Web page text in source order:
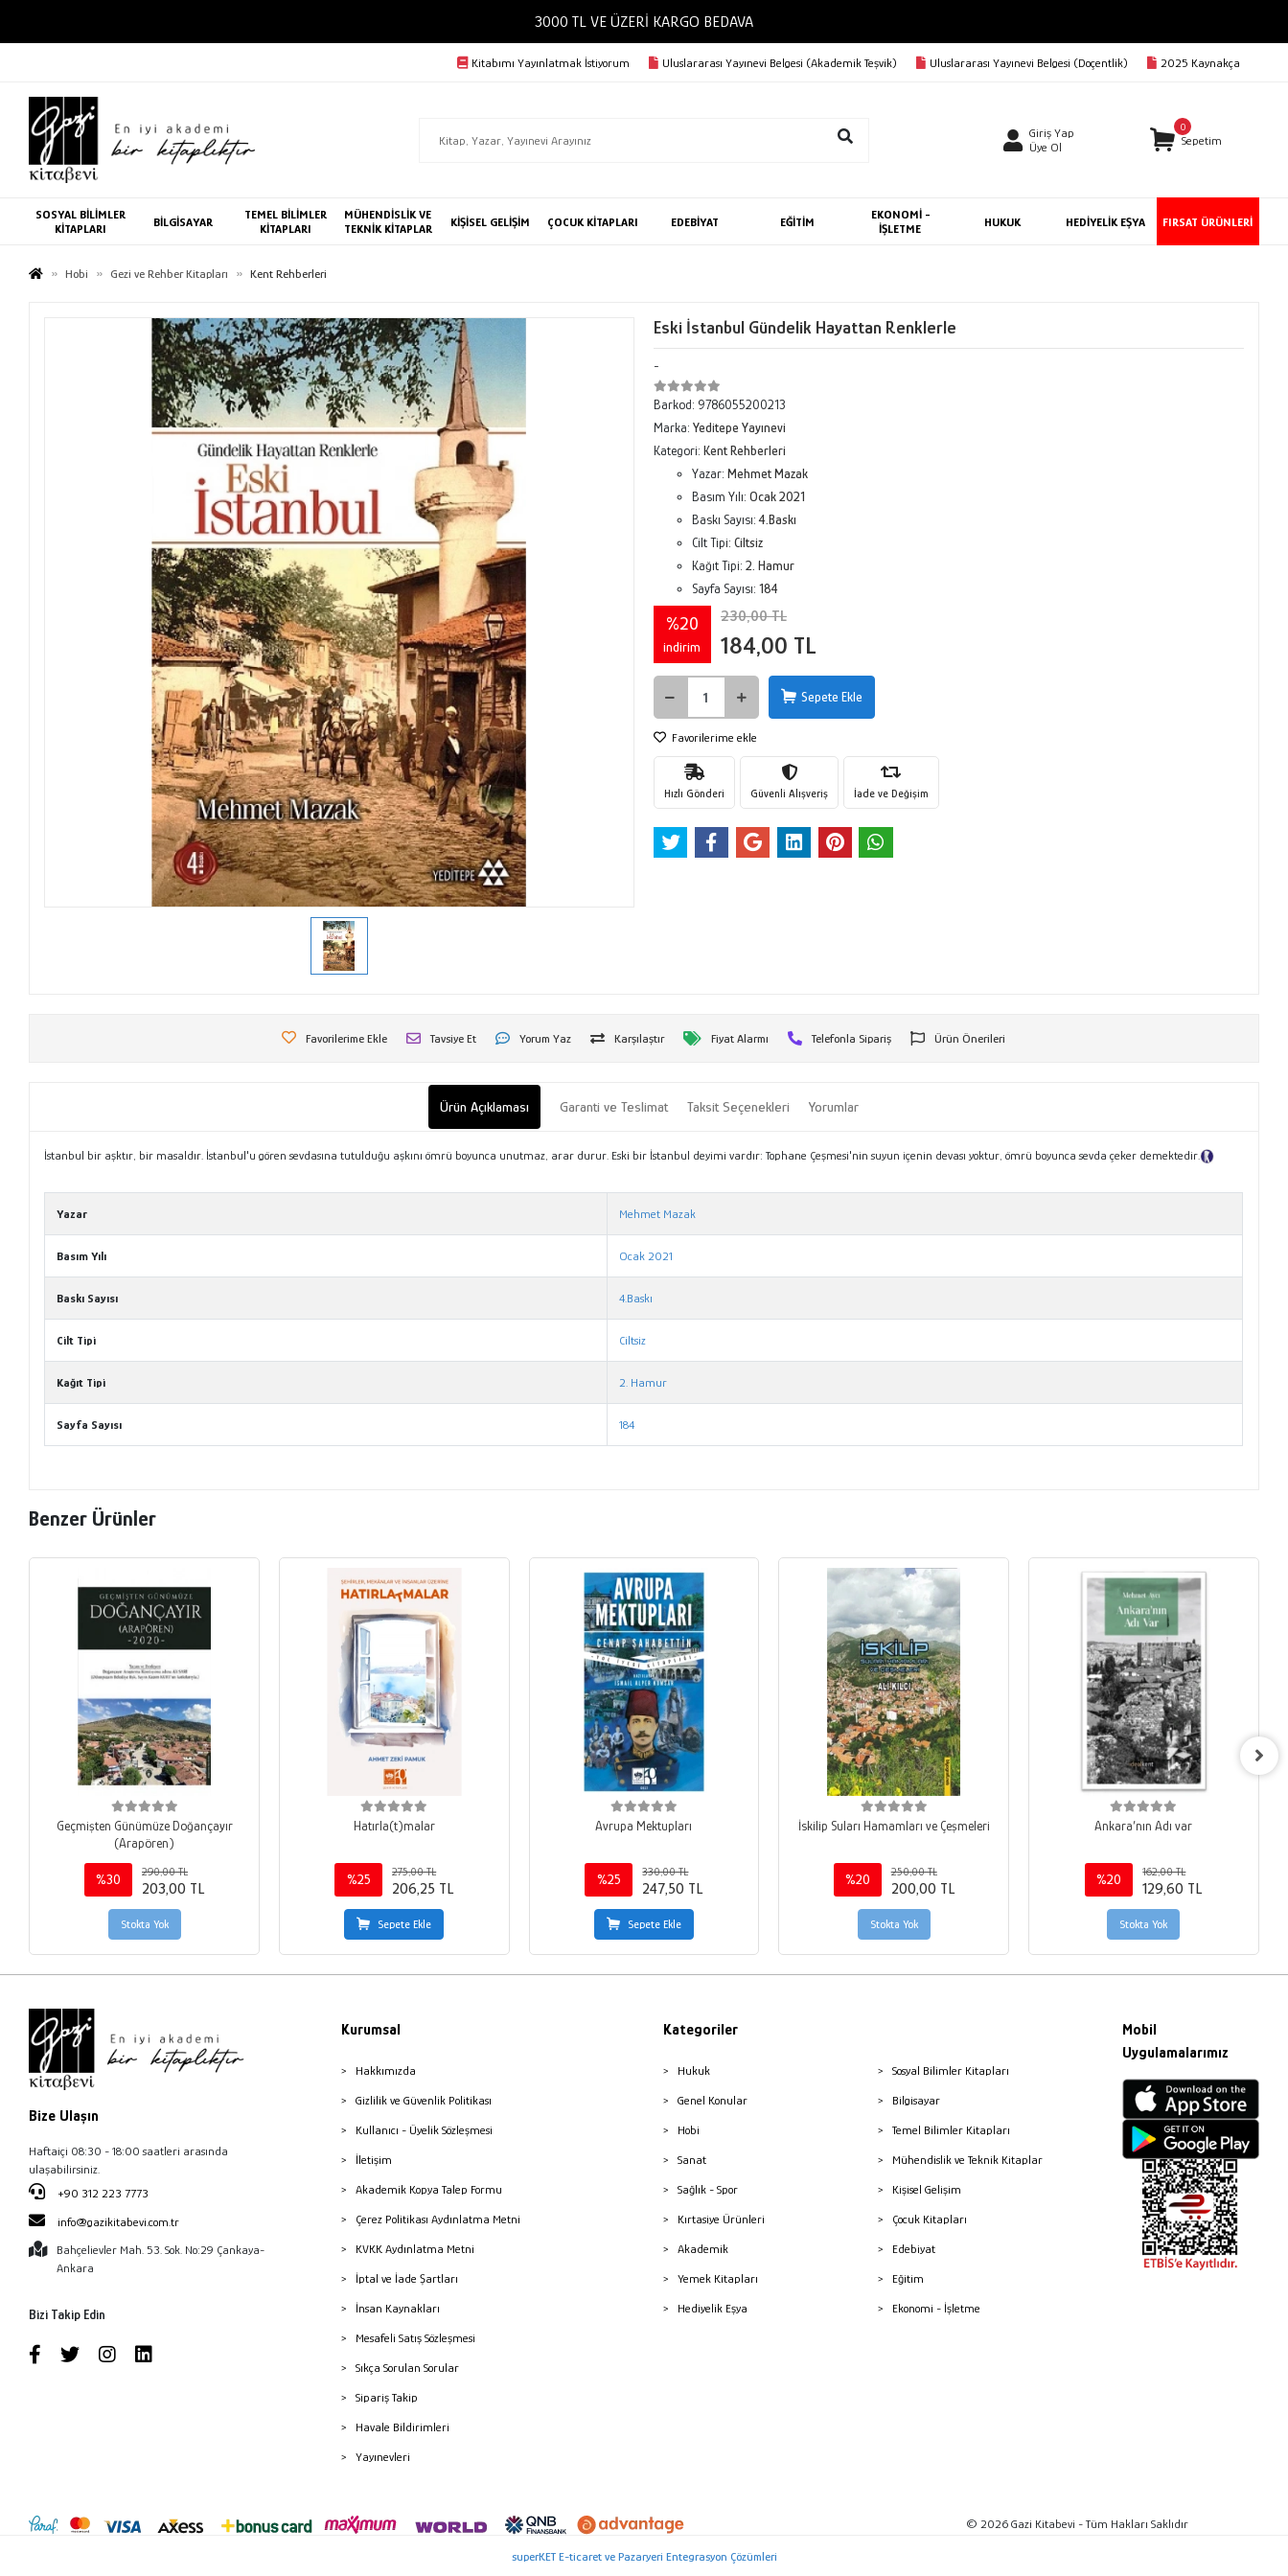
3000 TL VE ÜZERİ KARGO BEDAVA
Kitabımı Yayınlatmak İstiyorum Uluslararası Yayınevi Belgesi (Akademik Teşvik) Uluslararası Yayınevi Belgesi (Doçentlik) 2025 Kaynakça
Giriş Yap
Üye Ol
0
Sepetim
SOSYAL BİLİMLER
KİTAPLARI
BİLGİSAYAR
TEMEL BİLİMLER
KİTAPLARI
MÜHENDİSLİK VE
TEKNİK KİTAPLAR
KİŞİSEL GELİŞİM ÇOCUK KİTAPLARI EDEBİYAT EĞİTİM
EKONOMİ -
İŞLETME
HUKUK HEDİYELİK EŞYA FIRSAT ÜRÜNLERİ
Hobi Gezi ve Rehber Kitapları Kent Rehberleri
Eski İstanbul Gündelik Hayattan Renklerle
-
Barkod: 9786055200213
Marka: Yeditepe Yayınevi
Kategori: Kent Rehberleri
Yazar: Mehmet Mazak
Basım Yılı: Ocak 2021
Baskı Sayısı:4.Baskı
Cilt Tipi: Ciltsiz
Kağıt Tipi: 2. Hamur
Sayfa Sayısı: 184
%20
indirim
230,00 TL
184,00 TL
Sepete Ekle
Favorilerime ekle
Hızlı Gönderi Güvenli Alışveriş İade ve Değişim
Favorilerime Ekle Tavsiye Et Yorum Yaz Karşılaştır Fiyat Alarmı Telefonla Sipariş Ürün Önerileri
Ürün Açıklaması Garanti ve Teslimat Taksit Seçenekleri Yorumlar
İstanbul bir aşktır, bir masaldır. İstanbul'u gören sevdasına tutulduğu aşkını ömrü boyunca unutmaz, arar durur. Eski bir İstanbul deyimi vardır: Tophane Çeşmesi'nin suyun içenin devası yoktur, ömrü boyunca sevda çeker demektedir.
Yazar Mehmet Mazak
Basım Yılı Ocak 2021
Baskı Sayısı 4.Baskı
Cilt Tipi Ciltsiz
Kağıt Tipi 2. Hamur
Sayfa Sayısı 184
Benzer Ürünler
Geçmişten Günümüze Doğançayır
(Arapören)
%30
290,00 TL
203,00 TL
Stokta Yok
Hatırla(t)malar
%25
275,00 TL
206,25 TL
Sepete Ekle
Avrupa Mektupları
%25
330,00 TL
247,50 TL
Sepete Ekle
İskilip Suları Hamamları ve Çeşmeleri
%20
250,00 TL
200,00 TL
Stokta Yok
Ankara’nın Adı var
%20
162,00 TL
129,60 TL
Stokta Yok
Bize Ulaşın
Haftaiçi 08:30 - 18:00 saatleri arasında
ulaşabilirsiniz.
+90 312 223 7773
info@gazikitabevi.com.tr
Bahçelievler Mah. 53. Sok. No:29 Çankaya-
Ankara
Bizi Takip Edin
Kurumsal
Hakkımızda
Gizlilik ve Güvenlik Politikası
Kullanıcı - Üyelik Sözleşmesi
İletişim
Akademik Kopya Talep Formu
Çerez Politikası Aydınlatma Metni
KVKK Aydınlatma Metni
İptal ve İade Şartları
İnsan Kaynakları
Mesafeli Satış Sözleşmesi
Sıkça Sorulan Sorular
Sipariş Takip
Havale Bildirimleri
Yayınevleri
Kategoriler
Hukuk
Genel Konular
Hobi
Sanat
Sağlık - Spor
Kırtasiye Ürünleri
Akademik
Yemek Kitapları
Hediyelik Eşya
Sosyal Bilimler Kitapları
Bilgisayar
Temel Bilimler Kitapları
Mühendislik ve Teknik Kitaplar
Kişisel Gelişim
Çocuk Kitapları
Edebiyat
Eğitim
Ekonomi - İşletme
Mobil
Uygulamalarımız
© 2026 Gazi Kitabevi - Tüm Hakları Saklıdır
superKET E-ticaret ve Pazaryeri Entegrasyon Çözümleri